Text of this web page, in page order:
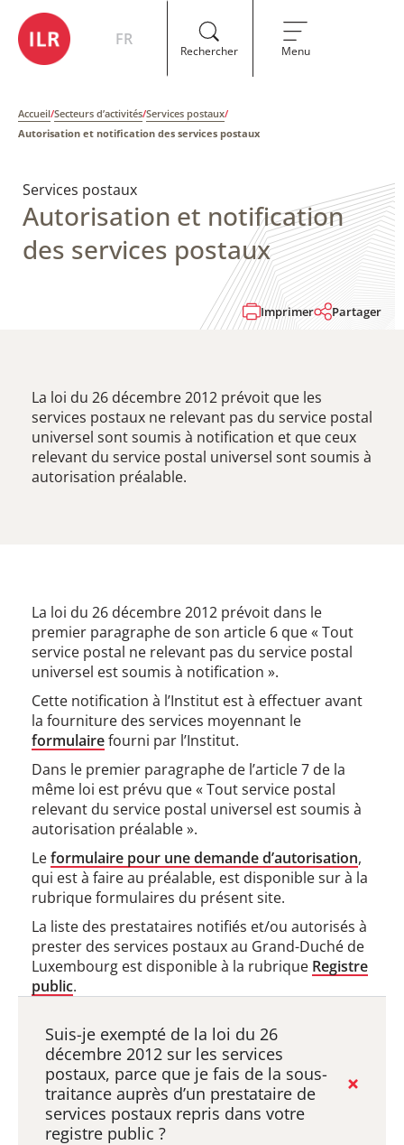
FR
Rechercher Menu
Accueil/Secteurs d’activités/Services postaux/
Autorisation et notification des services postaux
Services postaux
Autorisation et notification
des services postaux
Imprimer Partager
La loi du 26 décembre 2012 prévoit que les
services postaux ne relevant pas du service postal
universel sont soumis à notification et que ceux
relevant du service postal universel sont soumis à
autorisation préalable.
La loi du 26 décembre 2012 prévoit dans le
premier paragraphe de son article 6 que « Tout
service postal ne relevant pas du service postal
universel est soumis à notification ».
Cette notification à l’Institut est à effectuer avant
la fourniture des services moyennant le
formulairefourni par l’Institut.
Dans le premier paragraphe de l’article 7 de la
même loi est prévu que « Tout service postal
relevant du service postal universel est soumis à
autorisation préalable ».
Leformulaire pour une demande d’autorisation,
qui est à faire au préalable, est disponible sur à la
rubrique formulaires du présent site.
La liste des prestataires notifiés et/ou autorisés à
prester des services postaux au Grand-Duché de
Luxembourg est disponible à la rubrique Registre
public.
Suis-je exempté de la loi du 26
décembre 2012 sur les services
postaux, parce que je fais de la sous-
traitance auprès d’un prestataire de
services postaux repris dans votre
registre public ?